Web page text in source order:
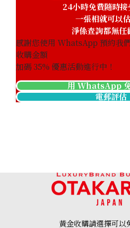
24小時免費隨時接
一張相就可以
淨係查詢都無任
感謝您使用 WhatsApp 預約我
收購金額
加碼35% 優惠活動進行中！
用 WhatsApp
電郵評估
黃金收購請選擇可以